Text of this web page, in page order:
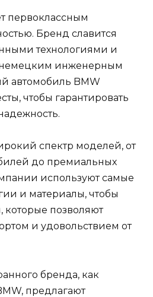
первоклассным
Бренд славится
технологиями и
инженерным
автомобиль BMW
чтобы гарантировать
спектр моделей, от
до премиальных
используют самые
и материалы, чтобы
которые позволяют
и удовольствием от
бренда, как
предлагают